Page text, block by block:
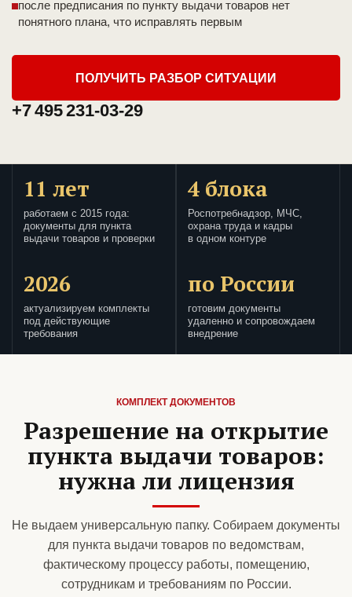
после предписания по пункту выдачи товаров нет
понятного плана, что исправлять первым
ПОЛУЧИТЬ РАЗБОР СИТУАЦИИ
+7 495 231-03-29
11 лет
работаем с 2015 года:
документы для пункта
выдачи товаров и проверки
4 блока
Роспотребнадзор, МЧС,
охрана труда и кадры
в одном контуре
2026
актуализируем комплекты
под действующие
требования
по России
готовим документы
удаленно и сопровождаем
внедрение
КОМПЛЕКТ ДОКУМЕНТОВ
Разрешение на открытие
пункта выдачи товаров:
нужна ли лицензия
Не выдаем универсальную папку. Собираем документы
для пункта выдачи товаров по ведомствам,
фактическому процессу работы, помещению,
сотрудникам и требованиям по России.